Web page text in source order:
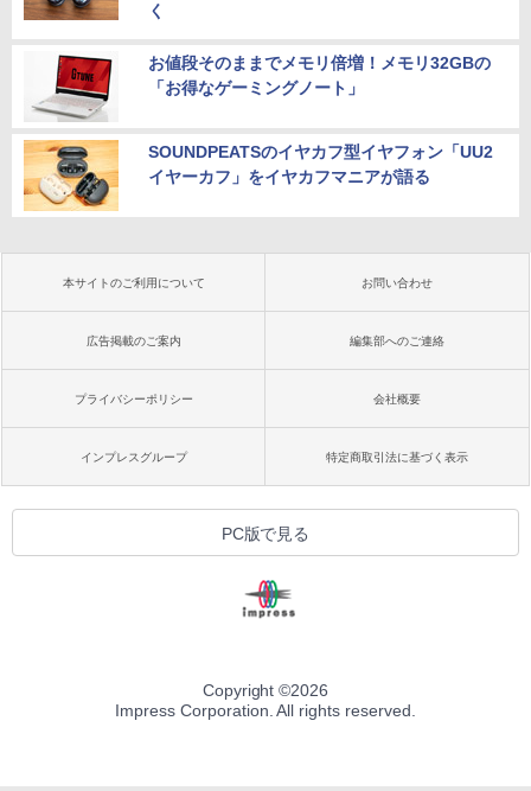
く
お値段そのままでメモリ倍増！メモリ32GBの
「お得なゲーミングノート」
SOUNDPEATSのイヤカフ型イヤフォン「UU2
イヤーカフ」をイヤカフマニアが語る
本サイトのご利用について お問い合わせ
広告掲載のご案内 編集部へのご連絡
プライバシーポリシー 会社概要
インプレスグループ 特定商取引法に基づく表示
PC版で見る
Copyright ©2026
Impress Corporation. All rights reserved.